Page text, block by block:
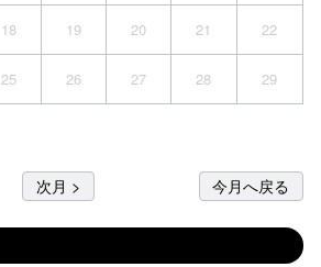
18 19 20 21 22
25 26 27 28 29
次月 > 今月へ戻る